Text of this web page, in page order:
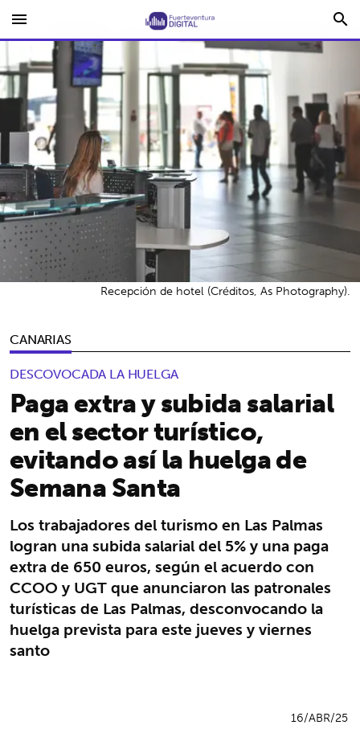
menu search
CANARIAS
DESCOVOCADA LA HUELGA
Paga extra y subida salarial
en el sector turístico,
evitando así la huelga de
Semana Santa
Los trabajadores del turismo en Las Palmas
logran una subida salarial del 5% y una paga
extra de 650 euros, según el acuerdo con
CCOO y UGT que anunciaron las patronales
turísticas de Las Palmas, desconvocando la
huelga prevista para este jueves y viernes
santo
Recepción de hotel (Créditos, As Photography).
16/ABR/25